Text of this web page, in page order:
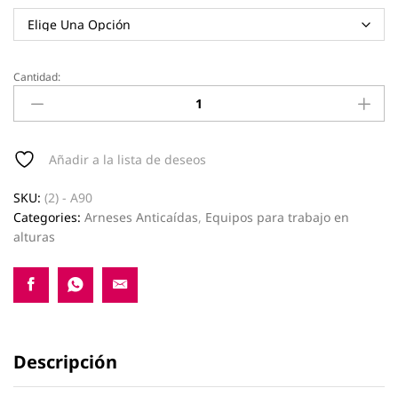
Arnés
suspensión
A90
Cantidad:
Añadir a la lista de deseos
SKU: (2) - A90
Categories: Arneses Anticaídas, Equipos para trabajo en
alturas
Descripción